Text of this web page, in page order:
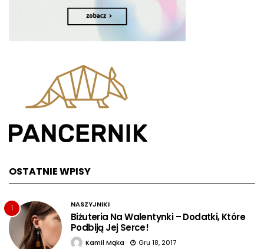
OSTATNIE WPISY
1 NASZYJNIKI
Biżuteria Na Walentynki – Dodatki, Które
Podbiją Jej Serce!
Kamil Mąka Gru 18, 2017